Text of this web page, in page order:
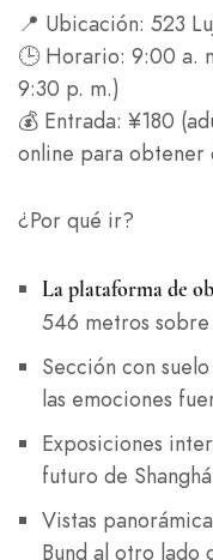
📍 Ubicación: 523
🕒 Horario: 9:00 a.
9:30 p. m.)
💰 Entrada: ¥180
online para obtener
¿Por qué ir?
La plataforma de
546 metros sobre
Sección con
las emociones
Exposiciones
futuro de
Vistas
Bund al otro lado